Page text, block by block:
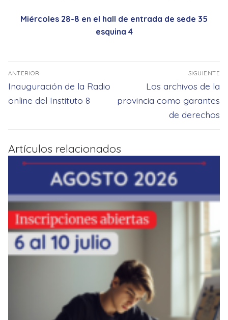
Miércoles 28-8 en el hall de entrada de sede 35
esquina 4
Navegación
de
entradas
ANTERIOR
Entrada
anterior:
Inauguración de la Radio
online del Instituto 8
SIGUIENTE
Entrada
siguiente:
Los archivos de la
provincia como garantes
de derechos
Artículos relacionados